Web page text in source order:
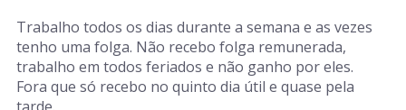
Trabalho todos os dias durante a semana e as vezes
tenho uma folga. Não recebo folga remunerada,
trabalho em todos feriados e não ganho por eles.
Fora que só recebo no quinto dia útil e quase pela